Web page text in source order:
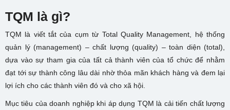
TQM là gì?
TQM là viết tắt của cụm từ Total Quality Management, hệ thống
quản lý (management) – chất lượng (quality) – toàn diện (total),
dựa vào sự tham gia của tất cả thành viên của tổ chức để nhằm
đạt tới sự thành công lâu dài nhờ thỏa mãn khách hàng và đem lại
lợi ích cho các thành viên đó và cho xã hội.
Mục tiêu của doanh nghiệp khi áp dụng TQM là cải tiến chất lượng